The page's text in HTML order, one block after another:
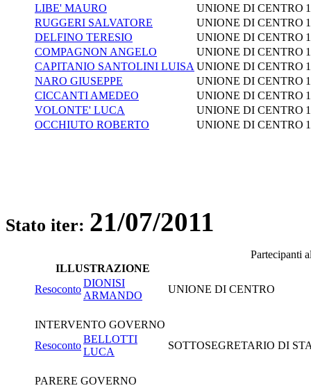
LIBE' MAURO
UNIONE DI CENTRO
RUGGERI SALVATORE
UNIONE DI CENTRO
DELFINO TERESIO
UNIONE DI CENTRO
COMPAGNON ANGELO
UNIONE DI CENTRO
CAPITANIO SANTOLINI LUISA UNIONE DI CENTRO
NARO GIUSEPPE
UNIONE DI CENTRO
CICCANTI AMEDEO
UNIONE DI CENTRO
VOLONTE' LUCA
UNIONE DI CENTRO
OCCHIUTO ROBERTO
UNIONE DI CENTRO
Stato iter: 21/07/2011
Partecipanti
ILLUSTRAZIONE
Resoconto
DIONISI
ARMANDO
UNIONE DI CENTRO
INTERVENTO GOVERNO
Resoconto
BELLOTTI
LUCA
SOTTOSEGRETARIO DI
PARERE GOVERNO